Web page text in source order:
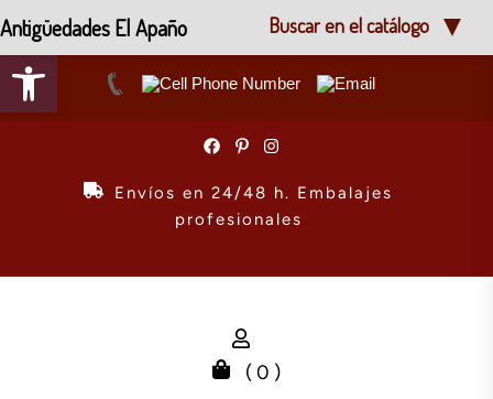
Abrir barra de herramientas
Envíos en 24/48 h. Embalajes
profesionales
( 0 )
Antigüedades El Apaño Buscar en el catálogo